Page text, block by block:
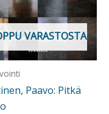
VARASTOSTA
Paavo: Pitkä